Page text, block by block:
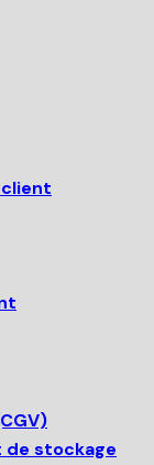
de stockage